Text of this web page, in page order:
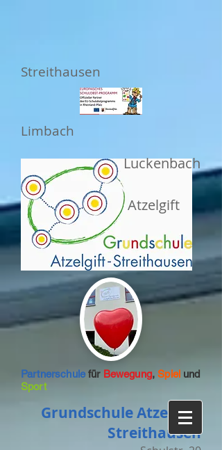
Streithausen
Limbach
Luckenbach
Atzelgift
Partnerschulefür Bewegung,Spiel und
Sport
Grundschule Atzelgift-
Streithausen